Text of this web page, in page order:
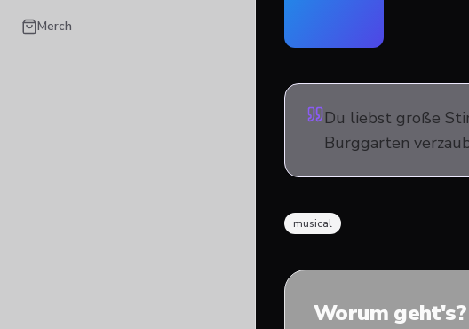
Merch
Du liebst große
Burggarten
musical
Worum geht's?